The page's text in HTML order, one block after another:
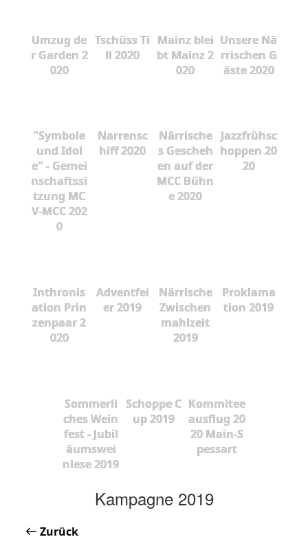
Umzug de
r Garden 2
020
Tschüss Ti
ll 2020
Mainz blei
bt Mainz 2
020
Unsere Nä
rrischen G
äste 2020
"Symbole
und Idol
e" - Gemei
nschaftssi
tzung MC
V-MCC 202
0
Narrensc
hiff 2020
Närrische
s Gescheh
en auf der
MCC Bühn
e 2020
Jazzfrühsc
hoppen 20
20
Inthronis
ation Prin
zenpaar 2
020
Adventfei
er 2019
Närrische
Zwischen
mahlzeit
2019
Proklama
tion 2019
Sommerli
ches Wein
fest - Jubil
äumswei
nlese 2019
Schoppe C
up 2019
Kommitee
ausflug 20
20 Main-S
pessart
Kampagne 2019
Zurück